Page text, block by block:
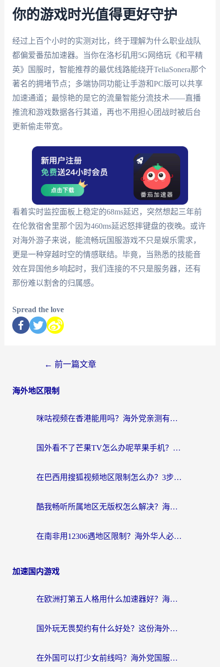
你的游戏时光值得更好守护
经过上百个小时的实测对比，终于理解为什么职业战队
都偏爱番茄加速器。当你在洛杉矶用5G网络玩《和平精
英》国服时，智能推荐的最优线路能绕开TeliaSonera那个
著名的拥堵节点；多端协同功能让手游和PC版可以共享
加速通道；最惊艳的是它的流量智能分流技术——直播
推流和游戏数据各行其道，再也不用担心团战时被后台
更新偷走带宽。
看着实时监控面板上稳定的68ms延迟，突然想起三年前
在伦敦宿舍里那个因为460ms延迟怒摔键盘的夜晚。或许
对海外游子来说，能流畅玩国服游戏不只是娱乐需求，
更是一种穿越时空的情感联结。毕竟，当熟悉的技能音
效在异国他乡响起时，我们连接的不只是服务器，还有
那份难以割舍的归属感。
Spread the love
← 前一篇文章
海外地区限制
咪咕视频在香港能用吗？海外党亲测有效的回国加速方案来了
国外看不了芒果TV怎么办呢苹果手机？海外党追剧游戏的全能解决方案
在巴西用搜狐视频地区限制怎么办？3步解决海外看国内剧的烦恼
酷我畅听所属地区无版权怎么解决？海外党必看的回国加速全攻略
在南非用12306遇地区限制？海外华人必看的回国加速全攻略（附B站芒果TV解锁技巧）
加速国内游戏
在欧洲打第五人格用什么加速器好？海外党亲测有效的国服游戏加速方案
国外玩无畏契约有什么好处？这份海外国服游戏加速指南帮你解决90%的卡顿问题
在外国可以打少女前线吗？海外党国服游戏畅玩终极指南（附避坑技巧）